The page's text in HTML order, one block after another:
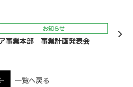
お知らせ
事業本部 事業計画発表会
一覧へ戻る